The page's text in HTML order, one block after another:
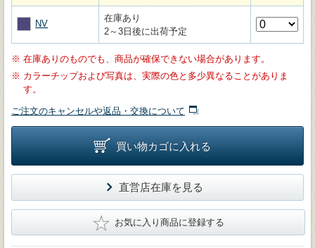
NV
在庫あり
2～3日後に出荷予定
※ 在庫ありのものでも、商品が確保できない場合があります。
※ カラーチップおよび写真は、実際の色と多少異なることがありま
す。
ご注文のキャンセルや返品・交換について
買い物カゴに入れる
直営店在庫を見る
★ お気に入り商品に登録する